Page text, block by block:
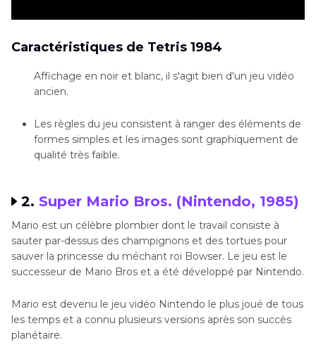
Caractéristiques de Tetris 1984
Affichage en noir et blanc, il s'agit bien d'un jeu vidéo
ancien.
Les règles du jeu consistent à ranger des éléments de
formes simples et les images sont graphiquement de
qualité très faible.
2. Super Mario Bros. (Nintendo, 1985)
Mario est un célèbre plombier dont le travail consiste à
sauter par-dessus des champignons et des tortues pour
sauver la princesse du méchant roi Bowser. Le jeu est le
successeur de Mario Bros et a été développé par Nintendo.
Mario est devenu le jeu vidéo Nintendo le plus joué de tous
les temps et a connu plusieurs versions après son succès
planétaire.